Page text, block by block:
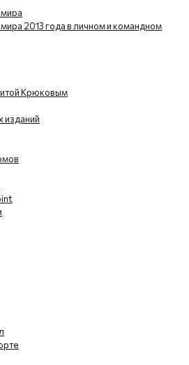
2013 года в личном и командном
Крюковым
изданий